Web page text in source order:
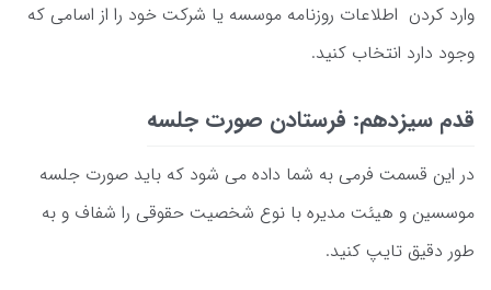
وارد کردن اطلاعات روزنامه موسسه یا شرکت خود را از اسامی که
وجود دارد انتخاب کنید.
قدم سیزدهم: فرستادن صورت جلسه
در این قسمت فرمی به شما داده می شود که باید صورت جلسه
موسسین و هیئت مدیره با نوع شخصیت حقوقی را شفاف و به
طور دقیق تایپ کنید.